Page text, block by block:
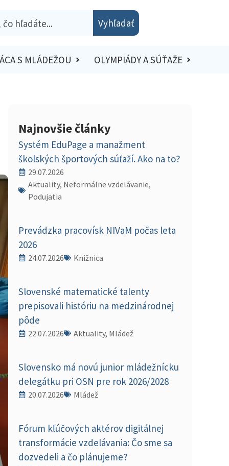
Vyhľadať
S MLÁDEŽOU OLYMPIÁDY A SÚŤAŽE
Najnovšie články
Systém EduPage a manažment
školských športových súťaží. Ako na to?
29.07.2026
Aktuality, Neformálne vzdelávanie,
Podujatia
Prevádzka pracovísk NIVaM počas leta
2026
24.07.2026 Knižnica
Slovenské matematické talenty
prepisovali históriu na medzinárodnej
pôde
22.07.2026 Aktuality, Mládež
Slovensko má novú junior mládežnícku
delegátku pri OSN pre rok 2026/2028
20.07.2026 Mládež
Fórum kľúčových aktérov digitálnej
transformácie vzdelávania: Čo sme sa
dozvedeli a čo plánujeme?